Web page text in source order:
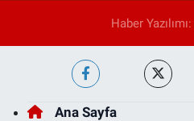
Haber Yazılımı:
Ana Sayfa